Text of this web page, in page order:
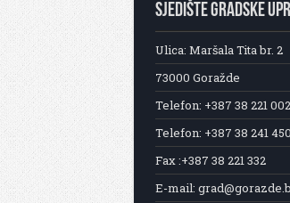
SJEDIŠTE GRADSKE
Ulica: Maršala Tita br. 2
73000 Goražde
Telefon: +387 38 221 002
Telefon: +387 38 241 450
Fax :+387 38 221 332
E-mail: